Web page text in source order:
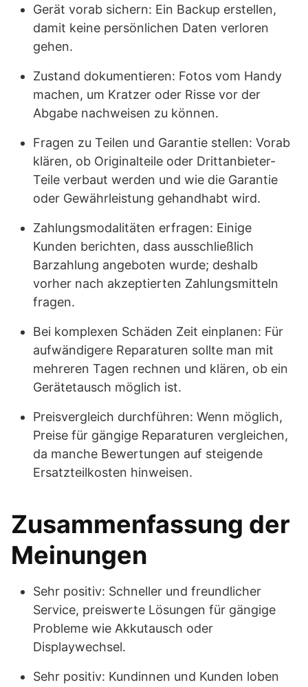
Gerät vorab sichern: Ein Backup erstellen,
damit keine persönlichen Daten verloren
gehen.
Zustand dokumentieren: Fotos vom Handy
machen, um Kratzer oder Risse vor der
Abgabe nachweisen zu können.
Fragen zu Teilen und Garantie stellen: Vorab
klären, ob Originalteile oder Drittanbieter-
Teile verbaut werden und wie die Garantie
oder Gewährleistung gehandhabt wird.
Zahlungsmodalitäten erfragen: Einige
Kunden berichten, dass ausschließlich
Barzahlung angeboten wurde; deshalb
vorher nach akzeptierten Zahlungsmitteln
fragen.
Bei komplexen Schäden Zeit einplanen: Für
aufwändigere Reparaturen sollte man mit
mehreren Tagen rechnen und klären, ob ein
Gerätetausch möglich ist.
Preisvergleich durchführen: Wenn möglich,
Preise für gängige Reparaturen vergleichen,
da manche Bewertungen auf steigende
Ersatzteilkosten hinweisen.
Zusammenfassung der
Meinungen
Sehr positiv: Schneller und freundlicher
Service, preiswerte Lösungen für gängige
Probleme wie Akkutausch oder
Displaywechsel.
Sehr positiv: Kundinnen und Kunden loben